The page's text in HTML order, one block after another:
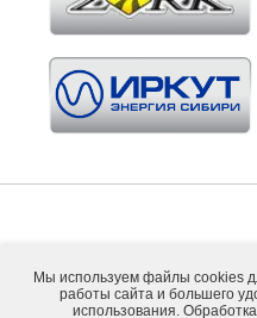
Copyright ©
Мы используем файлы cookies
работы сайта и большего
использования.